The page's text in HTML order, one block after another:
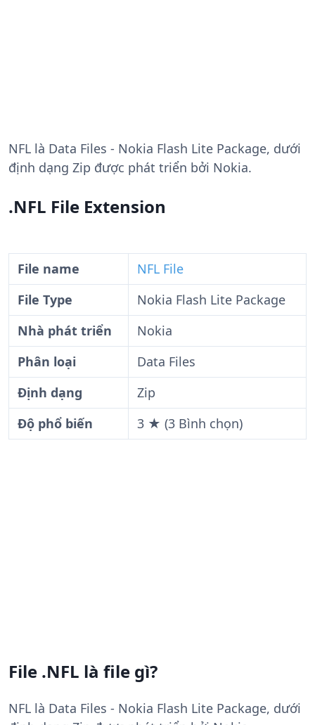
NFL là Data Files - Nokia Flash Lite Package, dưới
định dạng Zip được phát triển bởi Nokia.
.NFL File Extension
File name
NFL File
File Type
Nokia Flash Lite Package
Nhà phát triển
Nokia
Phân loại
Data Files
Định dạng
Zip
Độ phổ biến
3 ★ (3 Bình chọn)
File .NFL là file gì?
NFL là Data Files - Nokia Flash Lite Package, dưới